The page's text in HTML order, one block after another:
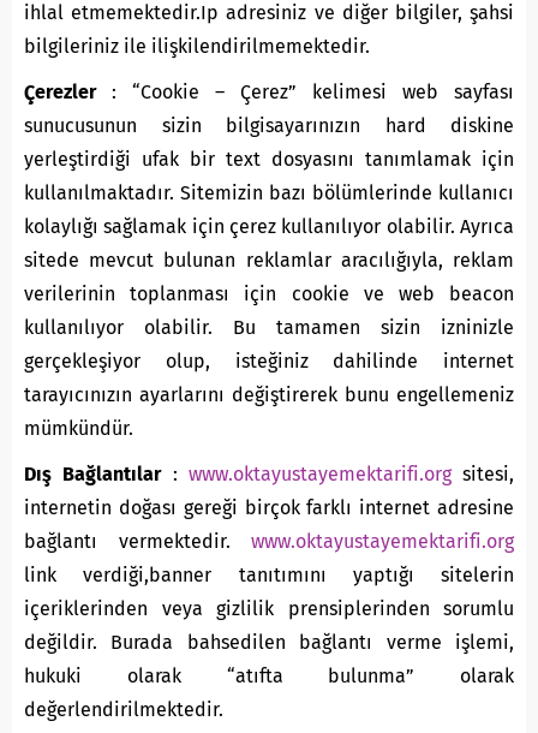
ihlal etmemektedir.Ip adresiniz ve diğer bilgiler, şahsi
bilgileriniz ile ilişkilendirilmemektedir.
Çerezler: “Cookie – Çerez” kelimesi web sayfası
sunucusunun sizin bilgisayarınızın hard diskine
yerleştirdiği ufak bir text dosyasını tanımlamak için
kullanılmaktadır. Sitemizin bazı bölümlerinde kullanıcı
kolaylığı sağlamak için çerez kullanılıyor olabilir. Ayrıca
sitede mevcut bulunan reklamlar aracılığıyla, reklam
verilerinin toplanması için cookie ve web beacon
kullanılıyor olabilir. Bu tamamen sizin izninizle
gerçekleşiyor olup, isteğiniz dahilinde internet
tarayıcınızın ayarlarını değiştirerek bunu engellemeniz
mümkündür.
Dış Bağlantılar: www.oktayustayemektarifi.orgsitesi,
internetin doğası gereği birçok farklı internet adresine
bağlantı vermektedir. www.oktayustayemektarifi.org
link verdiği,banner tanıtımını yaptığı sitelerin
içeriklerinden veya gizlilik prensiplerinden sorumlu
değildir. Burada bahsedilen bağlantı verme işlemi,
hukuki olarak “atıfta bulunma” olarak
değerlendirilmektedir.